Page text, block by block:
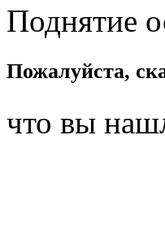
Поднятие
Пожалуйста,
что вы